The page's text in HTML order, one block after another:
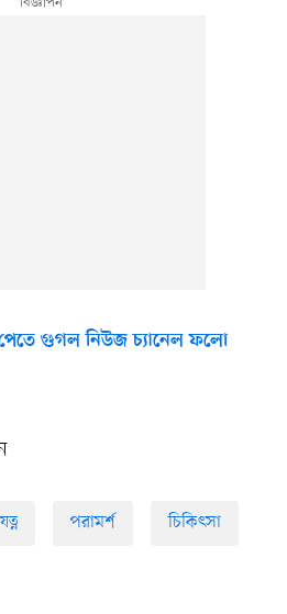
গুগল নিউজ চ্যানেল ফলো
পরামর্শ চিকিৎসা